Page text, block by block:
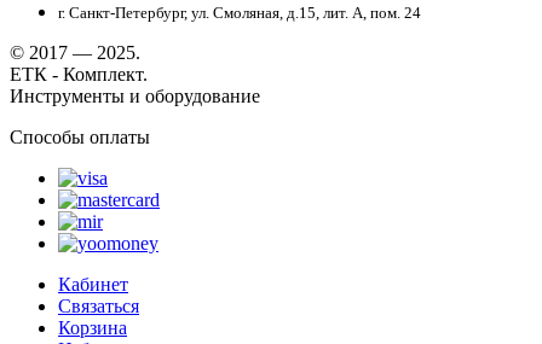
г. Санкт-Петербург, ул. Смоляная, д.15, лит. А, пом. 24
© 2017 — 2025.
ЕТК - Комплект.
Инструменты и оборудование
Способы оплаты
Кабинет
Связаться
Корзина